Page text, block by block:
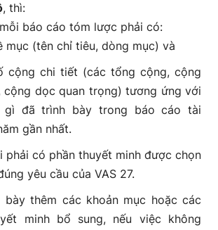
, thì:
báo cáo tóm lược phải có:
mục (tên chỉ tiêu, dòng mục) và
cộng chi tiết (các tổng cộng, cộng
cộng dọc quan trọng) tương ứng với
gì đã trình bày trong báo cáo tài
gần nhất.
phải có phần thuyết minh được chọn
yêu cầu của VAS 27.
bày thêm các khoản mục hoặc các
minh bổ sung, nếu việc không